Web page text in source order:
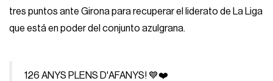
tres puntos ante Girona para recuperar el liderato de La Liga
que está en poder del conjunto azulgrana.
126 ANYS PLENS D'AFANYS! 💙❤️